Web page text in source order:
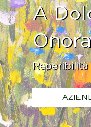
A
Reperibilità